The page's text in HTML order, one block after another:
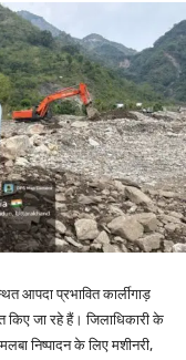
आपदा प्रभावित कार्लीगाड़
किए जा रहे हैं। जिलाधिकारी के
निष्पादन के लिए मशीनरी,